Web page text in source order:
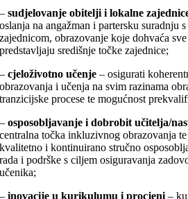
–sudjelovanje obitelji i lokalne
oslanja na angažman i partersku suradnju
zajednicom, obrazovanje koje dohvaća
predstavljaju središnje točke zajednice;
–cjeloživotno učenje – osigurati
obrazovanja i učenja na svim razinama
tranzicijske procese te mogućnost
–osposobljavanje i dobrobit učitelja/
centralna točka inkluzivnog obrazovanja
kvalitetno i kontinuirano stručno
rada i podrške s ciljem osiguravanja
učenika;
–inovacije u kurikulumu i procjeni –